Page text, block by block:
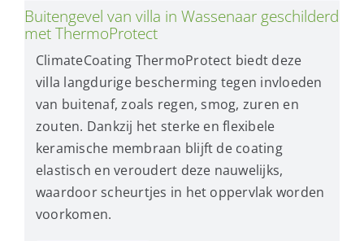
Buitengevel van villa in Wassenaar geschilderd
met ThermoProtect
ClimateCoating ThermoProtect biedt deze
villa langdurige bescherming tegen invloeden
van buitenaf, zoals regen, smog, zuren en
zouten. Dankzij het sterke en flexibele
keramische membraan blijft de coating
elastisch en veroudert deze nauwelijks,
waardoor scheurtjes in het oppervlak worden
voorkomen.